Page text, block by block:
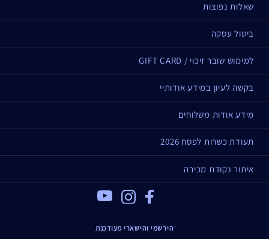
שאלות נפוצות
ביטול עסקה
למימוש שובר זיכוי / GIFT CARD
בקשה לעיון במידע אודותיי
מידע אודות משלוחים
תעודת כשרות לפסח 2026
איתור נקודת מכירה
Facebook
הירשמי והישארי מעודכנת